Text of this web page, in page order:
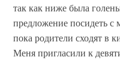
так как ниже была
предложение посидеть с
пока родители сходят в
Меня пригласили к